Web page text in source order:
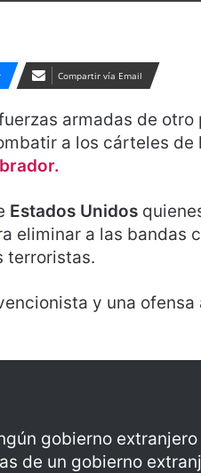
Compartir vía Email
armadas de
a los cárteles de
Estados Unidos
eliminar a las bandas
terroristas.
y una ofensa
gobierno
de un gobierno